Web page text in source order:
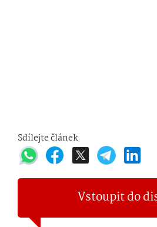
Sdílejte článek
Vstoupit do